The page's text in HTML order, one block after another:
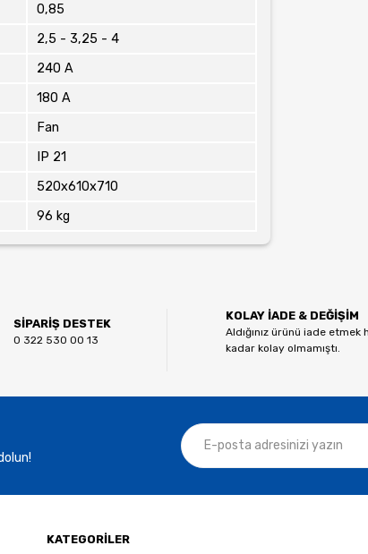
0,85
2,5 - 3,25 - 4
240 A
180 A
Fan
IP 21
520x610x710
96 kg
SİPARİŞ DESTEK
0 322 530 00 13
KOLAY İADE & DEĞİŞİM
Aldığınız ürünü iade etmek
kadar kolay olmamıştı.
KATEGORİLER